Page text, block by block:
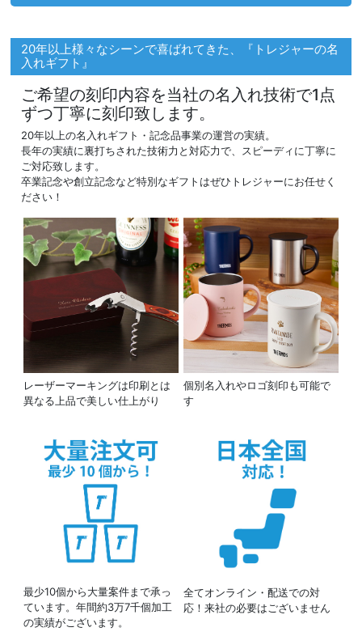
20年以上様々なシーンで喜ばれてきた、『トレジャーの名
入れギフト』
ご希望の刻印内容を当社の名入れ技術で1点
ずつ丁寧に刻印致します。
20年以上の名入れギフト・記念品事業の運営の実績。
長年の実績に裏打ちされた技術力と対応力で、スピーディに丁寧に
ご対応致します。
卒業記念や創立記念など特別なギフトはぜひトレジャーにお任せく
ださい！
レーザーマーキングは印刷とは
異なる上品で美しい仕上がり
個別名入れやロゴ刻印も可能で
す
最少10個から大量案件まで承っ
ています。年間約3万7千個加工
の実績がございます。
全てオンライン・配送での対
応！来社の必要はございません